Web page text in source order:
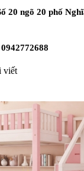
20 ngõ 20 phố
viết